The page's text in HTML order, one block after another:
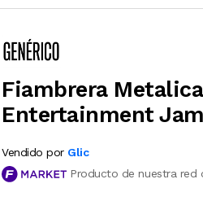
Fiambrera
Entertainment
Vendido por Glic
Producto de nuestra red